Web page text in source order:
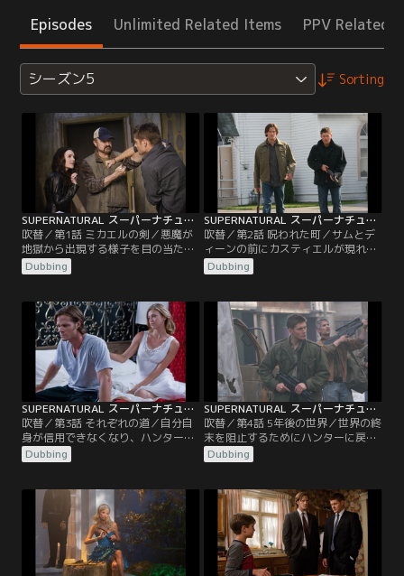
Episodes Unlimited Related Items PPV Related
シーズン5 Sorting
SUPERNATURAL スーパーナチュラル シーズン5 第01話／吹替
吹替／第1話 ミカエルの剣／悪魔が
地獄から出現する様子を目の当たり
にして、サムとディーンが立ちつく
す…という衝撃的なシーンで、フォ
ーズンは、魔王ルシファーが復活し
た後、サム、ディーン、ボビーが、
様々な困難に立ち向かっていくとい
う物語で幕を開ける。彼らは、天使
カスティエルに関する驚くべき情報
をチャックから聞き…。
Dubbing
SUPERNATURAL スーパーナチュラル シーズン5 第02話／吹替
吹替／第2話 呪われた町／サムとデ
ィーンの前にカスティエルが現れ、
ルシファーを打ち倒すために神を捜
しにいくと告げる。その頃、ボビー
仲間でもあるルーファスが、ある町
で悪魔の攻撃に遭い、緊急の援護を
求めてくる。その町に駆けつけた二
人は、住人たちがある“幻覚”を見せ
られ、互いを悪魔だと思い込み殺し
あっていることに…。
Dubbing
SUPERNATURAL スーパーナチュラル シーズン5 第03話／吹替
吹替／第3話 それぞれの道／自分自
身が信用できなくなり、ハンターを
やめる決意を固めたサム。だが、あ
る夜 夢の中に現れた恋人のジェシカ
持ちは大きく揺さぶられる。一方
“世界の終末”を阻止するために一人
で狩りを続けているディーンは、天
使のカスティエルと共に大天使ラフ
ァエルを捜し出し、神の居場所を突
き止めようと…。
Dubbing
SUPERNATURAL スーパーナチュラル シーズン5 第04話／吹替
吹替／第4話 5年後の世界／世界の終
末を阻止するためにハンターに戻り
たいと言うサム。だが、ディーンは
その申し出をはねつける。数時間
悪魔のウイルスに感染した凶暴な住
人たちに襲われる。そこで、自分が
5年後にタイムワープしたことを知
ったディーンは、“未来のディー
ン”に遭遇し…。
Dubbing